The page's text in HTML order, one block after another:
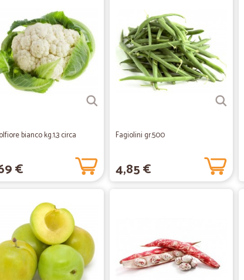
bianco kg.1,3 circa
€
Fagiolini gr.500
4,85 €